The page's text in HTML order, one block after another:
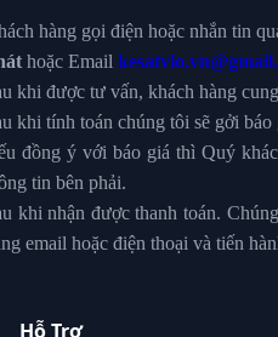
hàng gọi điện hoặc nhắn tin
hoặc Email
khi được tư vấn, khách hàng
khi tính toán chúng tôi sẽ gởi báo
đồng ý với báo giá thì Quý
tin bên phải.
khi nhận được thanh toán.
email hoặc điện thoại và tiến
Hỗ Trợ